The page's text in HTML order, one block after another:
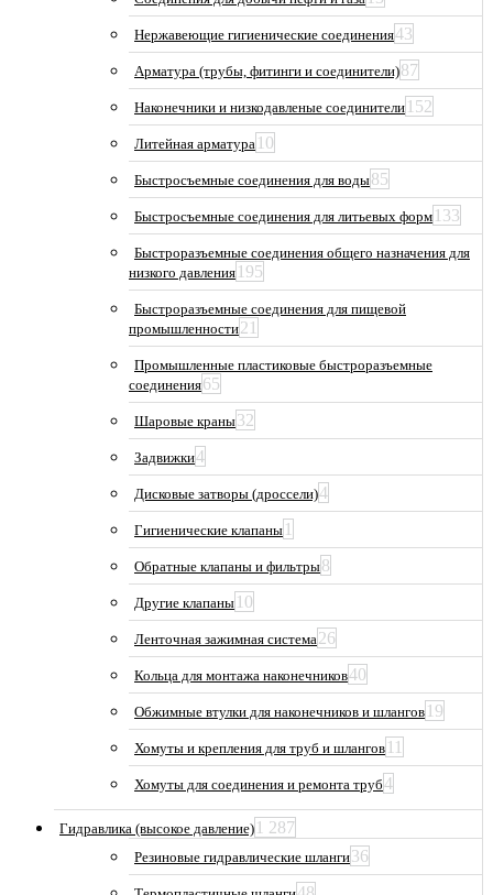
Нержавеющие гигиенические соединения43
Арматура (трубы, фитинги и соединители)87
Наконечники и низкодавленые соединители 152
Литейная арматура 10
Быстросъемные соединения для воды85
Быстросъемные соединения для литьевых форм 133
Быстроразъемные соединения общего назначения для
низкого давления 195
Быстроразъемные соединения для пищевой
промышленности21
Промышленные пластиковые быстроразъемные
соединения65
Шаровые краны32
Задвижки4
Дисковые затворы (дроссели)4
Гигиенические клапаны 1
Обратные клапаны и фильтры8
Другие клапаны 10
Ленточная зажимная система26
Кольца для монтажа наконечников40
Обжимные втулки для наконечников и шлангов 19
Хомуты и крепления для труб и шлангов 11
Хомуты для соединения и ремонта труб4
Гидравлика (высокое давление) 1 287
Резиновые гидравлические шланги36